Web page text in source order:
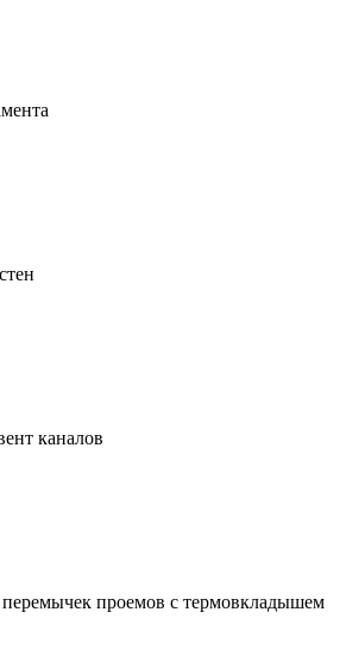
каналов
проемов с термовкладышем